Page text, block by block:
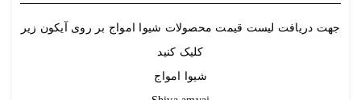
جهت دریافت لیست قیمت محصولات شیوا امواج بر روی آیکون زیر
کلیک کنید
شیوا امواج